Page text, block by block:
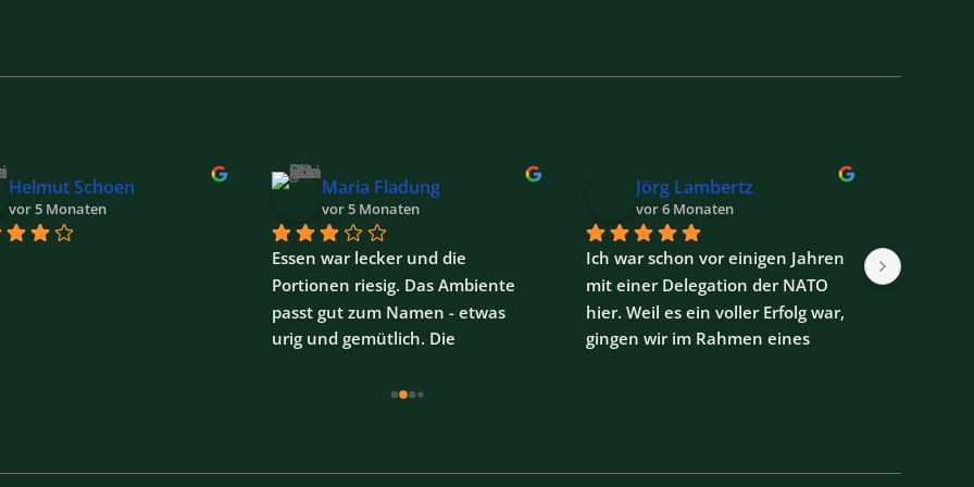
Helmut Schoen
vor 5 Monaten
Maria Fladung
vor 5 Monaten
Essen war lecker und die
Portionen riesig. Das Ambiente
passt gut zum Namen - etwas
urig und gemütlich. Die
und auch mit Sonderwünschen
auch etwas ruppig - vielleicht
Jörg Lambertz
vor 6 Monaten
Ich war schon vor einigen Jahren
mit einer Delegation der NATO
hier. Weil es ein voller Erfolg war,
gingen wir im Rahmen eines
professionell aber auch abends
Ich war